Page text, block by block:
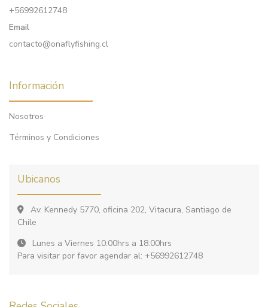
+56992612748
Email
contacto@onaflyfishing.cl
Información
Nosotros
Términos y Condiciones
Ubicanos
Av. Kennedy 5770, oficina 202, Vitacura, Santiago de
Chile
Lunes a Viernes 10:00hrs a 18:00hrs
Para visitar por favor agendar al: +56992612748